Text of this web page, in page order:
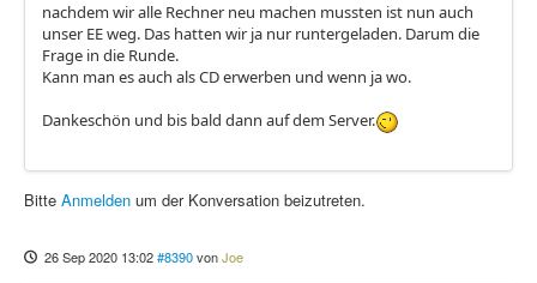
nachdem wir alle Rechner neu machen mussten ist nun auch
unser EE weg. Das hatten wir ja nur runtergeladen. Darum die
Frage in die Runde.
Kann man es auch als CD erwerben und wenn ja wo.
Dankeschön und bis bald dann auf dem Server.
Bitte Anmelden um der Konversation beizutreten.
26 Sep 2020 13:02#8390vonJoe